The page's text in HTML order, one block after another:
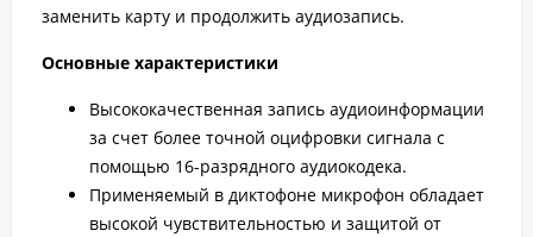
заменить карту и продолжить аудиозапись.
Основные характеристики
Высококачественная запись аудиоинформации
за счет более точной оцифровки сигнала с
помощью 16-разрядного аудиокодека.
Применяемый в диктофоне микрофон обладает
высокой чувствительностью и защитой от